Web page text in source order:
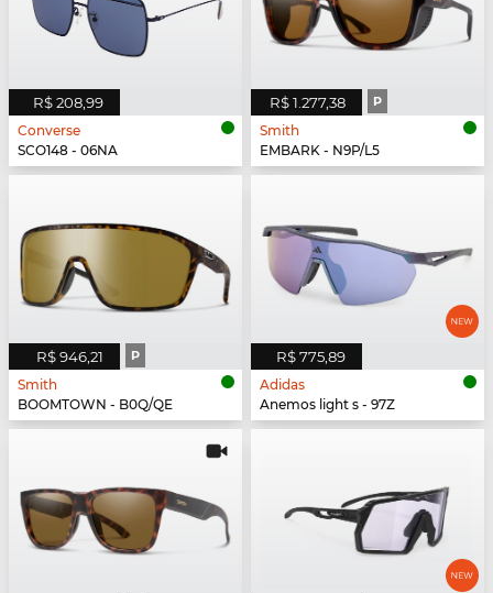
R$ 208,99
Converse
SCO148 - 06NA
R$ 1.277,38 P
Smith
EMBARK - N9P/L5
R$ 946,21 P
Smith
BOOMTOWN - B0Q/QE
R$ 775,89
Adidas
Anemos light s - 97Z